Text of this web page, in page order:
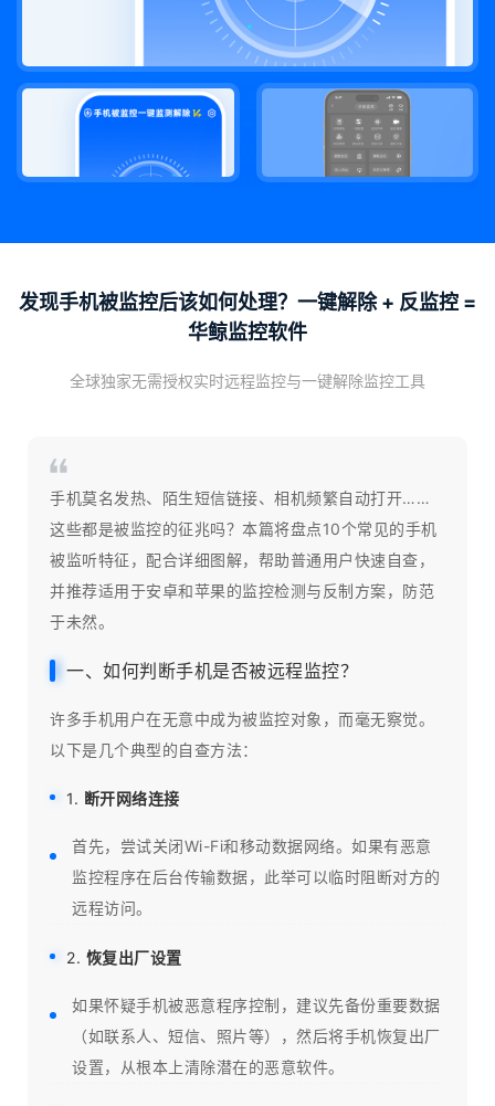
发现手机被监控后该如何处理？一键解除 + 反监控 =
华鲸监控软件
全球独家无需授权实时远程监控与一键解除监控工具
手机莫名发热、陌生短信链接、相机频繁自动打开……
这些都是被监控的征兆吗？本篇将盘点10个常见的手机
被监听特征，配合详细图解，帮助普通用户快速自查，
并推荐适用于安卓和苹果的监控检测与反制方案，防范
于未然。
一、如何判断手机是否被远程监控？
许多手机用户在无意中成为被监控对象，而毫无察觉。
以下是几个典型的自查方法：
1. 断开网络连接
首先，尝试关闭Wi-Fi和移动数据网络。如果有恶意
监控程序在后台传输数据，此举可以临时阻断对方的
远程访问。
2. 恢复出厂设置
如果怀疑手机被恶意程序控制，建议先备份重要数据
（如联系人、短信、照片等），然后将手机恢复出厂
设置，从根本上清除潜在的恶意软件。